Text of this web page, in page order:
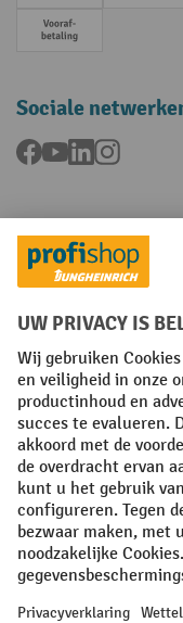
Vooruitbetaling
Sociale
Facebook
YouTubeLinkedIn
Talen
FR NL
Algemene
Privacyverklaring
All prices excl. VAT plus
if not stated otherwise.
¹ De korting is geldig tot
andere aanbiedingen en
wordt éénmalig
worden bij een online